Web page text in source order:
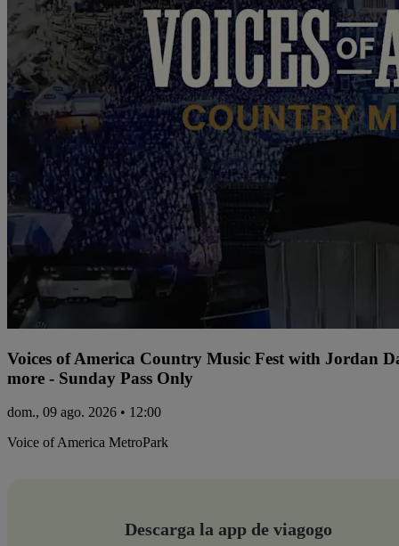
Voices of America Country Music Fest with Jordan
more - Sunday Pass Only
dom., 09 ago. 2026 • 12:00
Voice of America MetroPark
Descarga la app de viagogo